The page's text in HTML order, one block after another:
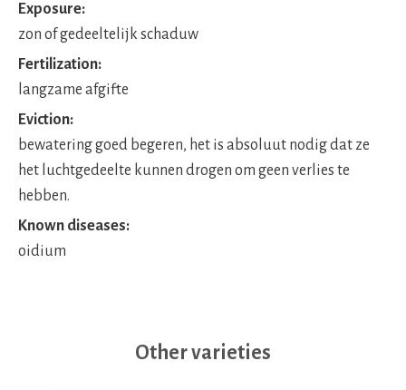
Exposure:
zon of gedeeltelijk schaduw
Fertilization:
langzame afgifte
Eviction:
bewatering goed begeren, het is absoluut nodig dat ze
het luchtgedeelte kunnen drogen om geen verlies te
hebben.
Known diseases:
oidium
Other varieties